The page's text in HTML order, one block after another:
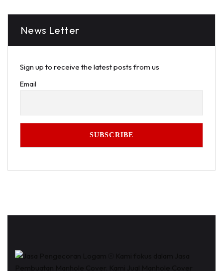
News Letter
Sign up to receive the latest posts from us
Email